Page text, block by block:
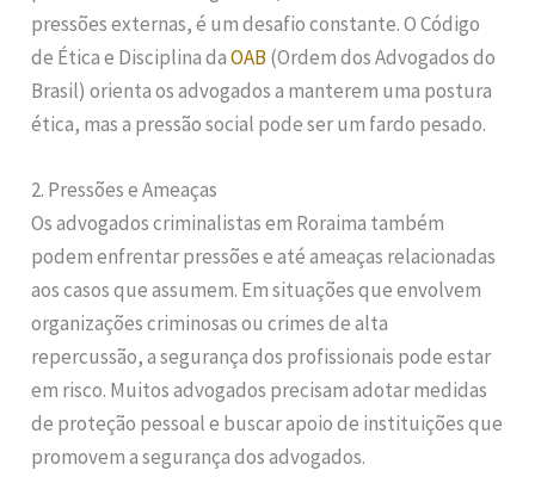
pressões externas, é um desafio constante. O Código
de Ética e Disciplina daOAB(Ordem dos Advogados do
Brasil) orienta os advogados a manterem uma postura
ética, mas a pressão social pode ser um fardo pesado.
2. Pressões e Ameaças
Os advogados criminalistas em Roraima também
podem enfrentar pressões e até ameaças relacionadas
aos casos que assumem. Em situações que envolvem
organizações criminosas ou crimes de alta
repercussão, a segurança dos profissionais pode estar
em risco. Muitos advogados precisam adotar medidas
de proteção pessoal e buscar apoio de instituições que
promovem a segurança dos advogados.